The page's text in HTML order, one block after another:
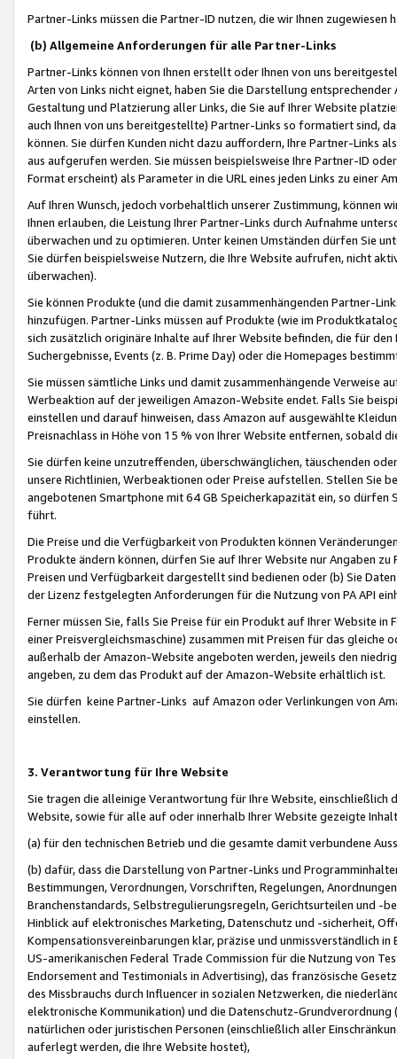
Partner-Links müssen die Partner-ID nutzen, die wir Ihnen zugewiesen
(b) Allgemeine Anforderungen für alle Partner-Links
Partner-Links können von Ihnen erstellt oder Ihnen von uns
Arten von Links nicht eignet, haben Sie die Darstellung
Gestaltung und Platzierung aller Links, die Sie auf Ihrer Website
auch Ihnen von uns bereitgestellte) Partner-Links so formatiert sind,
können. Sie dürfen Kunden nicht dazu auffordern, Ihre Partner-Links
aus aufgerufen werden. Sie müssen beispielsweise Ihre Partner-ID
Format erscheint) als Parameter in die URL eines jeden Links zu einer
Auf Ihren Wunsch, jedoch vorbehaltlich unserer Zustimmung, können
Ihnen erlauben, die Leistung Ihrer Partner-Links durch Aufnahme
überwachen und zu optimieren. Unter keinen Umständen dürfen Sie
Sie dürfen beispielsweise Nutzern, die Ihre Website aufrufen, nicht
überwachen).
Sie können Produkte (und die damit zusammenhängenden Partner-
hinzufügen. Partner-Links müssen auf Produkte (wie im
sich zusätzlich originäre Inhalte auf Ihrer Website befinden, die für
Suchergebnisse, Events (z. B. Prime Day) oder die Homepages
Sie müssen sämtliche Links und damit zusammenhängende
Werbeaktion auf der jeweiligen Amazon-Website endet. Falls Sie
einstellen und darauf hinweisen, dass Amazon auf ausgewählte
Preisnachlass in Höhe von 15 % von Ihrer Website entfernen, sobald
Sie dürfen keine unzutreffenden, überschwänglichen, täuschenden
unsere Richtlinien, Werbeaktionen oder Preise aufstellen. Stellen Sie
angebotenen Smartphone mit 64 GB Speicherkapazität ein, so dürfen
führt.
Die Preise und die Verfügbarkeit von Produkten können
Produkte ändern können, dürfen Sie auf Ihrer Website nur Angaben
Preisen und Verfügbarkeit dargestellt sind bedienen oder (b) Sie
der Lizenz festgelegten Anforderungen für die Nutzung von PA API
Ferner müssen Sie, falls Sie Preise für ein Produkt auf Ihrer Website
einer Preisvergleichsmaschine) zusammen mit Preisen für das
außerhalb der Amazon-Website angeboten werden, jeweils den
angeben, zu dem das Produkt auf der Amazon-Website erhältlich ist.
Sie dürfen keine Partner-Links auf Amazon oder Verlinkungen von
einstellen.
3. Verantwortung für Ihre Website
Sie tragen die alleinige Verantwortung für Ihre Website,
Website, sowie für alle auf oder innerhalb Ihrer Website gezeigte
(a) für den technischen Betrieb und die gesamte damit verbundene
(b) dafür, dass die Darstellung von Partner-Links und
Bestimmungen, Verordnungen, Vorschriften, Regelungen,
Branchenstandards, Selbstregulierungsregeln, Gerichtsurteilen und -
Hinblick auf elektronisches Marketing, Datenschutz und -sicherheit,
Kompensationsvereinbarungen klar, präzise und unmissverständlich
US-amerikanischen Federal Trade Commission für die Nutzung von
Endorsement and Testimonials in Advertising), das französische
des Missbrauchs durch Influencer in sozialen Netzwerken, die
elektronische Kommunikation) und die Datenschutz-
natürlichen oder juristischen Personen (einschließlich aller
auferlegt werden, die Ihre Website hostet),